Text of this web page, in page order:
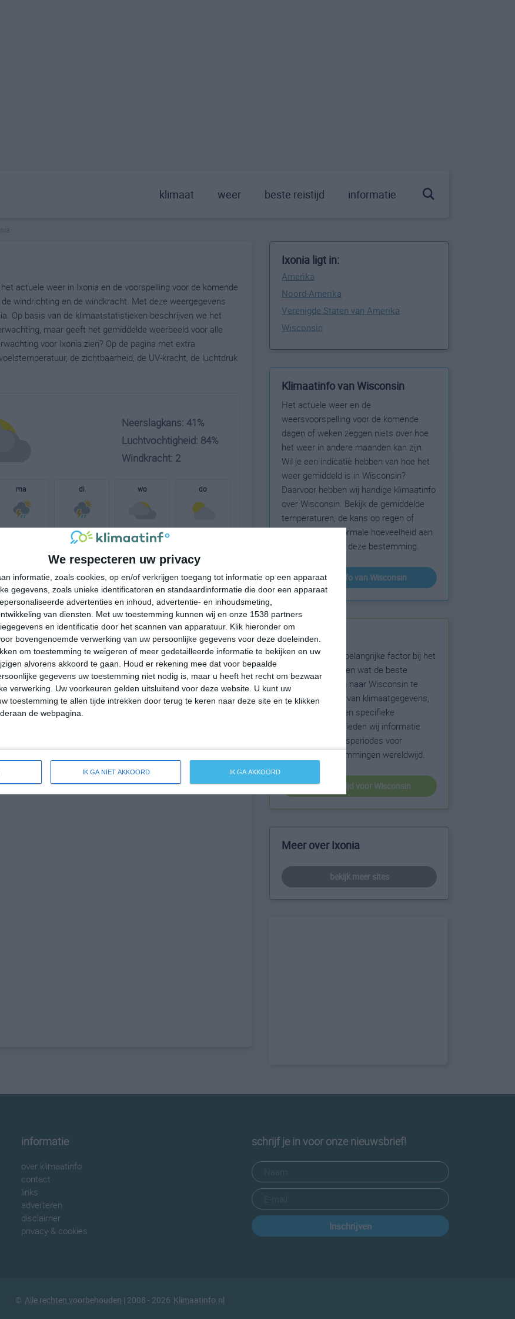
We respecteren uw privacy
informatie, zoals cookies, op en/of verkrijgen toegang tot informatie op een apparaat
gegevens, zoals unieke identificatoren en standaardinformatie die door een apparaat
advertenties en inhoud, advertentie- en inhoudsmeting,
van diensten.
Met uw toestemming kunnen wij en onze 1538 partners
en identificatie door het scannen van apparatuur. Klik hieronder om
bovengenoemde verwerking van uw persoonlijke gegevens voor deze doeleinden.
om toestemming te weigeren of meer gedetailleerde informatie te bekijken en uw
alvorens akkoord te gaan.
Houd er rekening mee dat voor bepaalde
gegevens uw toestemming niet nodig is, maar u heeft het recht om bezwaar
verwerking. Uw voorkeuren gelden uitsluitend voor deze website. U kunt uw
toestemming te allen tijde intrekken door terug te keren naar deze site en te klikken
de webpagina.
IK GA NIET AKKOORD IK GA AKKOORD
klimaat weer beste reistijd informatie
actuele weer in Ixonia en de voorspelling voor de komende
windrichting en de windkracht. Met deze weergegevens
Op basis van de klimaatstatistieken beschrijven we het
maar geeft het gemiddelde weerbeeld voor alle
voor Ixonia zien? Op de pagina met extra
de zichtbaarheid, de UV-kracht, de luchtdruk
Neerslagkans: 41%
Luchtvochtigheid: 84%
Windkracht: 2
ma di
25° 17°
wo
16°
do
27°C 23°C 21°C 20°C
19:00 22:00 01:00 04:00
19:00 22:00 01:00 04:00
WZW 2 ZW 2 WZW 2 W 2
19:00
weersverwachting voor Ixonia
Ixonia ligt in:
Amerika
Noord-Amerika
Verenigde Staten van Amerika
Wisconsin
Klimaatinfo van Wisconsin
Het actuele weer en de
weersvoorspelling voor de komende
dagen of weken zeggen niets over hoe
het weer in andere maanden kan zijn.
Wil je een indicatie hebben van hoe het
weer gemiddeld is in Wisconsin?
Daarvoor hebben wij handige klimaatinfo
over Wisconsin. Bekijk de gemiddelde
temperaturen, de kans op regen of
sneeuw en de normale hoeveelheid aan
zonneschijn voor deze bestemming.
klimaatinfo van Wisconsin
Beste reistijd
Het weer is een belangrijke factor bij het
reizen. Wil je weten wat de beste
maanden zijn om naar Wisconsin te
reizen? Op basis van klimaatgegevens,
weersextremen en specifieke
weerinformatie bieden wij informatie
over de beste reisperiodes voor
duizenden bestemmingen wereldwijd.
beste reistijd voor Wisconsin
Meer over Ixonia
bekijk meer sites
informatie
over klimaatinfo
contact
links
adverteren
disclaimer
privacy & cookies
schrijf je in voor onze nieuwsbrief!
Inschrijven
© Alle rechten voorbehouden | 2008 - 2026 Klimaatinfo.nl